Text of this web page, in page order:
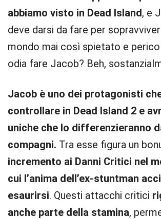
abbiamo visto in Dead Island, e
deve darsi da fare per
mondo mai così spietato e
odia fare Jacob? Beh,
Jacob è uno dei protagonisti
controllare in Dead Island 2 e
uniche che lo differenzieranno
compagni. Tra esse figura un
incremento ai Danni Critici nel
cui l’anima dell’ex-stuntman
esaurirsi. Questi attacchi critici
anche parte della stamina,